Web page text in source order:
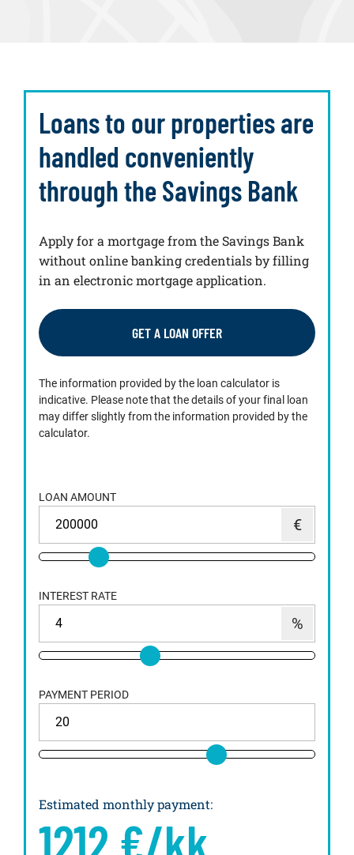
Loans to our properties are
handled conveniently
through the Savings Bank
Apply for a mortgage from the Savings Bank
without online banking credentials by filling
in an electronic mortgage application.
GET A LOAN OFFER
The information provided by the loan calculator is
indicative. Please note that the details of your final loan
may differ slightly from the information provided by the
calculator.
LOAN AMOUNT
INTEREST RATE
PAYMENT PERIOD
Estimated monthly payment:
1212 €/kk